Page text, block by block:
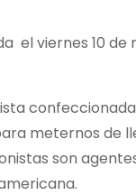
viernes 10 de
meternos de
son